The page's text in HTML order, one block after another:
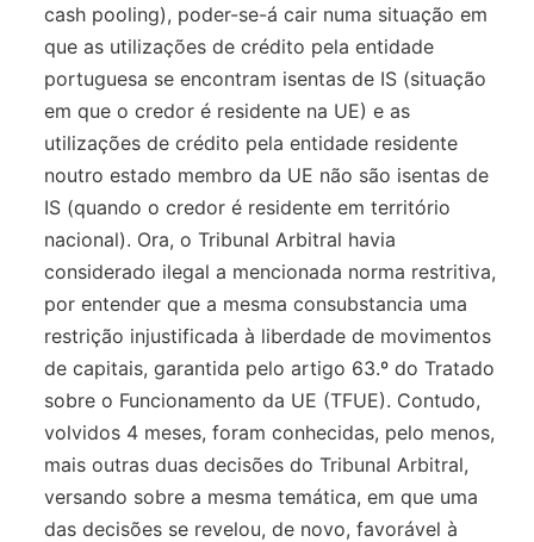
cash pooling), poder-se-á cair numa situação em
que as utilizações de crédito pela entidade
portuguesa se encontram isentas de IS (situação
em que o credor é residente na UE) e as
utilizações de crédito pela entidade residente
noutro estado membro da UE não são isentas de
IS (quando o credor é residente em território
nacional). Ora, o Tribunal Arbitral havia
considerado ilegal a mencionada norma restritiva,
por entender que a mesma consubstancia uma
restrição injustificada à liberdade de movimentos
de capitais, garantida pelo artigo 63.º do Tratado
sobre o Funcionamento da UE (TFUE). Contudo,
volvidos 4 meses, foram conhecidas, pelo menos,
mais outras duas decisões do Tribunal Arbitral,
versando sobre a mesma temática, em que uma
das decisões se revelou, de novo, favorável à